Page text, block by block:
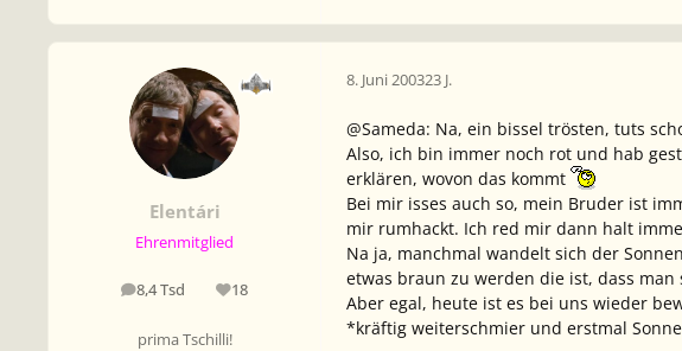
Elentári
Ehrenmitglied
8,4 Tsd
Beiträge 18
Reputation
prima Tschilli!
8. Juni 200323 J.
@Sameda: Na, ein bissel trösten, tuts
Also, ich bin immer noch rot und hab
erklären, wovon das kommt
Bei mir isses auch so, mein Bruder ist
mir rumhackt. Ich red mir dann halt
Na ja, manchmal wandelt sich der
etwas braun zu werden die ist, dass
Aber egal, heute ist es bei uns wieder
*kräftig weiterschmier und erstmal